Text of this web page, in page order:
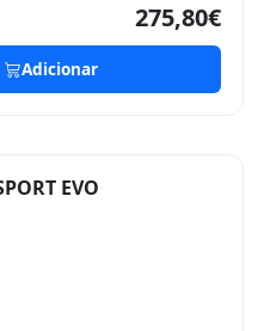
275,80€
Adicionar
EVO